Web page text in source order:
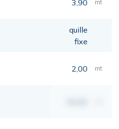
3,90 mt
quille
fixe
2,00 mt